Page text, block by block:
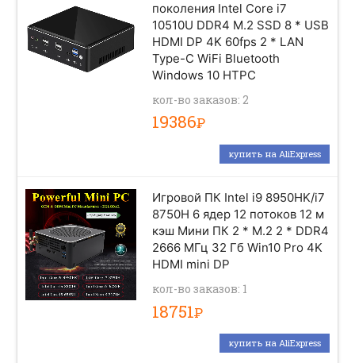
поколения Intel Core i7
10510U DDR4 M.2 SSD 8 * USB
HDMI DP 4K 60fps 2 * LAN
Type-C WiFi Bluetooth
Windows 10 HTPC
кол-во заказов: 2
19386Р
купить на AliExpress
Игровой ПК Intel i9 8950HK/i7
8750H 6 ядер 12 потоков 12 м
кэш Мини ПК 2 * M.2 2 * DDR4
2666 МГц 32 Гб Win10 Pro 4K
HDMI mini DP
кол-во заказов: 1
18751Р
купить на AliExpress